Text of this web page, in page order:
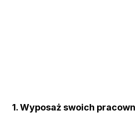
1. Wyposaż swoich